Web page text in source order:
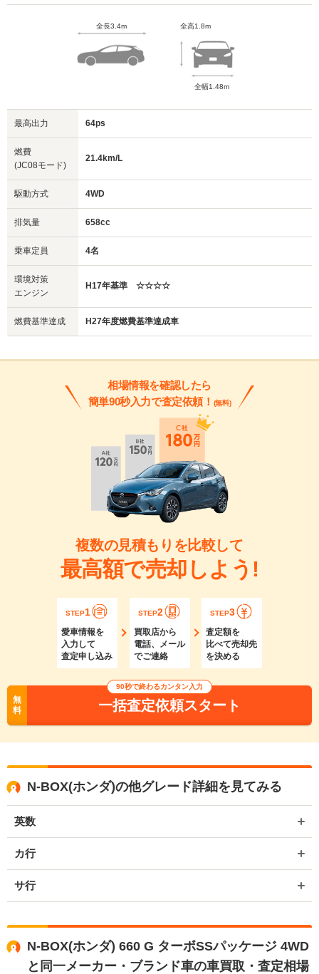
全長3.4m 全高1.8m
全幅1.48m
最高出力 64ps
燃費
(JC08モード)
21.4km/L
駆動方式 4WD
排気量 658cc
乗車定員 4名
環境対策
エンジン
H17年基準 ☆☆☆☆
燃費基準達成 H27年度燃費基準達成車
相場情報を確認したら
簡単90秒入力で査定依頼！ (無料)
複数の見積もりを比較して
最高額で売却しよう!
STEP1
愛車情報を
入力して
査定申し込み
STEP2
買取店から
電話、メール
でご連絡
STEP3
査定額を
比べて売却先
を決める
無
料
90秒で終わるカンタン入力
一括査定依頼スタート
N-BOX(ホンダ)の他グレード詳細を見てみる
英数
カ行
サ行
N-BOX(ホンダ) 660 G ターボSSパッケージ 4WD
と同一メーカー・ブランド車の車買取・査定相場